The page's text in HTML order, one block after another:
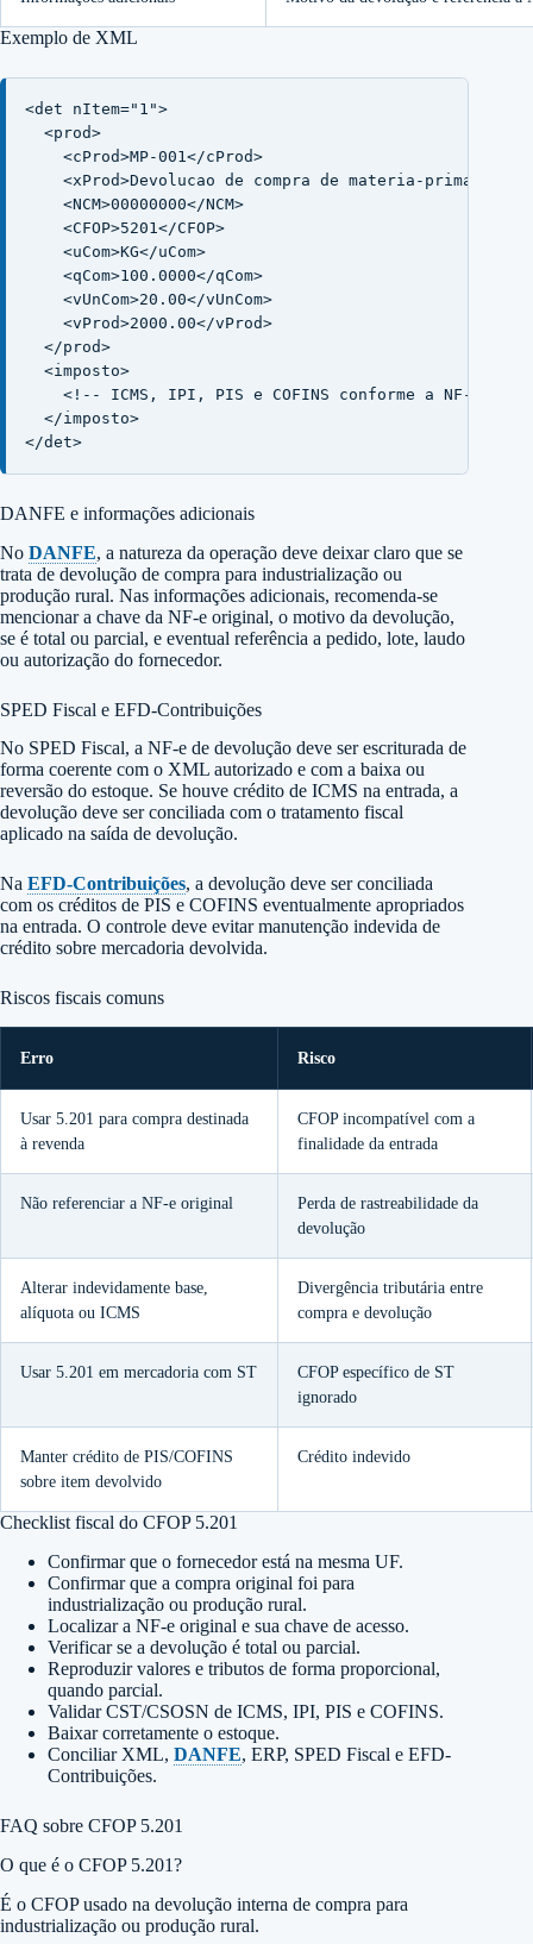
Exemplo de XML
<det nItem="1">
  <prod>
    <cProd>MP-001</cProd>
<xProd>Devolucao de compra de materia-prima para
    <NCM>00000000</NCM>
    <CFOP>5201</CFOP>
    <uCom>KG</uCom>
    <qCom>100.0000</qCom>
    <vUnCom>20.00</vUnCom>
    <vProd>2000.00</vProd>
  </prod>
  <imposto>
<!-- ICMS, IPI, PIS e COFINS conforme a NF-e
  </imposto>
</det>
DANFE e informações adicionais
No DANFE, a natureza da operação deve deixar claro que se
trata de devolução de compra para industrialização ou
produção rural. Nas informações adicionais, recomenda-se
mencionar a chave da NF-e original, o motivo da devolução,
se é total ou parcial, e eventual referência a pedido, lote, laudo
ou autorização do fornecedor.
SPED Fiscal e EFD-Contribuições
No SPED Fiscal, a NF-e de devolução deve ser escriturada de
forma coerente com o XML autorizado e com a baixa ou
reversão do estoque. Se houve crédito de ICMS na entrada, a
devolução deve ser conciliada com o tratamento fiscal
aplicado na saída de devolução.
Na EFD-Contribuições, a devolução deve ser conciliada
com os créditos de PIS e COFINS eventualmente apropriados
na entrada. O controle deve evitar manutenção indevida de
crédito sobre mercadoria devolvida.
Riscos fiscais comuns
Erro Risco
Usar 5.201 para compra destinada
à revenda
CFOP incompatível com a
finalidade da entrada
Não referenciar a NF-e original
Perda de rastreabilidade da
devolução
Alterar indevidamente base,
alíquota ou ICMS
Divergência tributária entre
compra e devolução
Usar 5.201 em mercadoria com ST
CFOP específico de ST
ignorado
Manter crédito de PIS/COFINS
sobre item devolvido
Crédito indevido
Checklist fiscal do CFOP 5.201
Confirmar que o fornecedor está na mesma UF.
Confirmar que a compra original foi para
industrialização ou produção rural.
Localizar a NF-e original e sua chave de acesso.
Verificar se a devolução é total ou parcial.
Reproduzir valores e tributos de forma proporcional,
quando parcial.
Validar CST/CSOSN de ICMS, IPI, PIS e COFINS.
Baixar corretamente o estoque.
Conciliar XML, DANFE, ERP, SPED Fiscal e EFD-
Contribuições.
FAQ sobre CFOP 5.201
O que é o CFOP 5.201?
É o CFOP usado na devolução interna de compra para
industrialização ou produção rural.